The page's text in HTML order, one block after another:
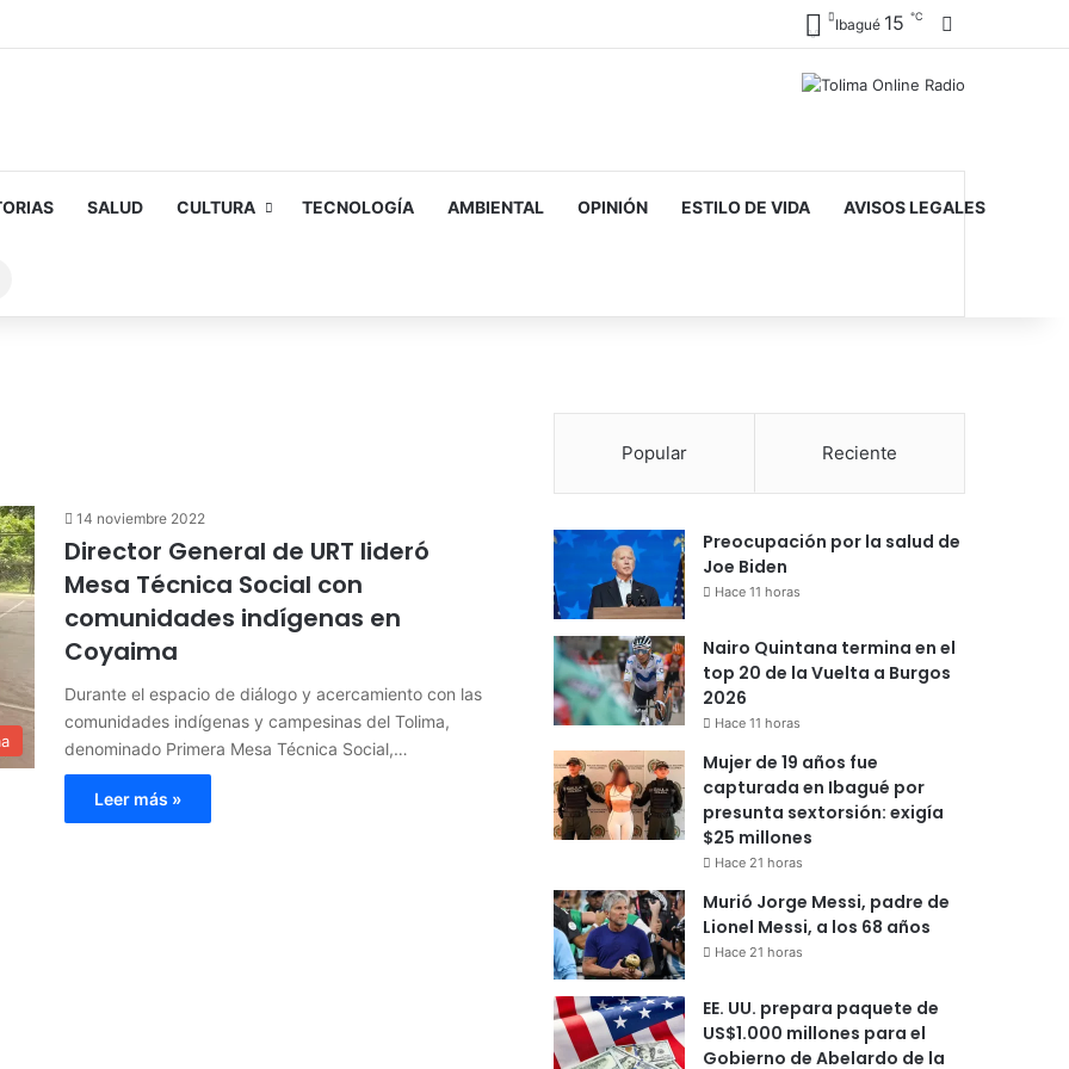
Ibagué 15 ℃
SALUD CULTURA TECNOLOGÍA AMBIENTAL OPINIÓN ESTILO DE VIDA AVISOS LEGALES
14 noviembre 2022
Director General de URT lideró
Mesa Técnica Social con
comunidades indígenas en
Coyaima
Durante el espacio de diálogo y acercamiento con las
comunidades indígenas y campesinas del Tolima,
denominado Primera Mesa Técnica Social,…
Leer más »
Popular Reciente
Preocupación por la salud de
Joe Biden
Hace 11 horas
Nairo Quintana termina en el
top 20 de la Vuelta a Burgos
2026
Hace 11 horas
Mujer de 19 años fue
capturada en Ibagué por
presunta sextorsión: exigía
$25 millones
Hace 21 horas
Murió Jorge Messi, padre de
Lionel Messi, a los 68 años
Hace 21 horas
EE. UU. prepara paquete de
US$1.000 millones para el
Gobierno de Abelardo de la